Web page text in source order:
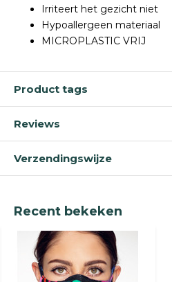
Irriteert het gezicht niet
Hypoallergeen materiaal
MICROPLASTIC VRIJ
Product tags
Reviews
Verzendingswijze
Recent bekeken